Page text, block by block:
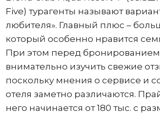
Five) турагенты называют
любителя». Главный плюс –
который особенно нравится
При этом перед бронированием
внимательно изучить свежие
поскольку мнения о сервисе и
отеля заметно различаются.
него начинается от 180 тыс. с